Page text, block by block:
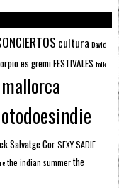
cultura David
es gremiFESTIVALES folk
mallorca
Salvatge CorSEXY SADIE
the indian summerthe